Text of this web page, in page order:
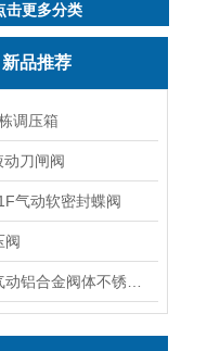
击更多分类
新品推荐
调压箱
刀闸阀
气动软密封蝶阀
阀